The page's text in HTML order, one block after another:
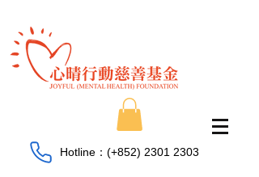
Hotline：​​(+852) 2301 2303